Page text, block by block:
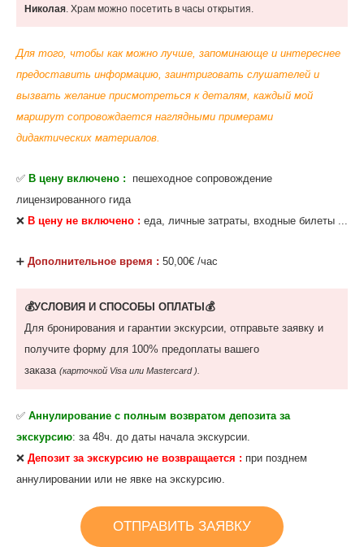
Николая. Храм можно посетить в часы открытия.
Для того, чтобы как можно лучше, запоминающе и интереснее
предоставить информацию, заинтриговать слушателей и
вызвать желание присмотреться к деталям, каждый мой
маршрут сопровождается наглядными примерами
дидактических материалов.
✅ В цену включено :
пешеходное сопровождение
лицензированного гида
❌ В цену не включено : еда, личные затраты, входные билеты ...
‌➕ Дополнительное время : 50,00€ /час
💰УСЛОВИЯ И СПОСОБЫ ОПЛАТЫ💰
Для бронирования и гарантии экскурсии, отправьте заявку и
получите форму для 100% предоплаты вашего
заказа (карточкой Visa или Mastercard ).
✅ Аннулирование с полным возвратом депозита за
экскурсию: за 48ч. до даты начала экскурсии.
❌ Депозит за экскурсию не возвращается : при позднем
аннулировании или не явке на экскурсию.
ОТПРАВИТЬ ЗАЯВКУ